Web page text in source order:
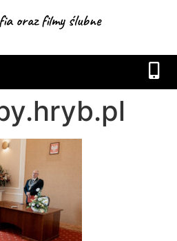
oraz filmy ślubne